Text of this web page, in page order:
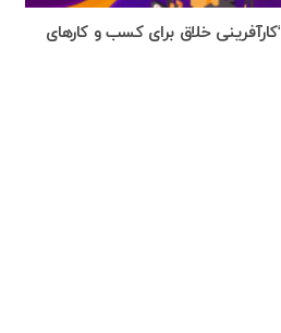
خلاق برای کسب و کارهای